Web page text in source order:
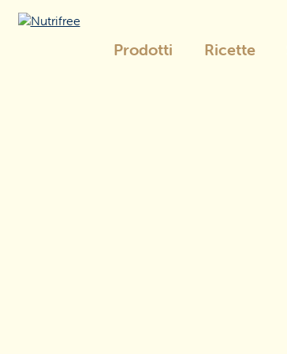
Nutrifree
Prodotti Ricette